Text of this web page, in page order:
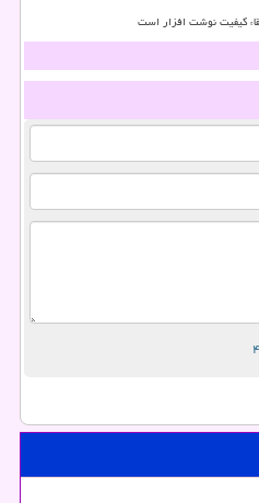
کیفیت نوشت افزار است